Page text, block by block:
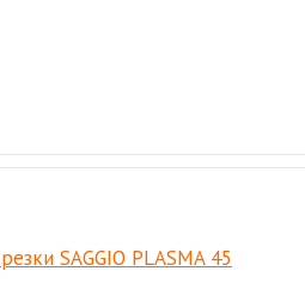
SAGGIO PLASMA 45